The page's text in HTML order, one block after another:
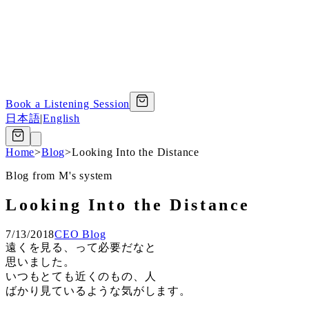
Book a Listening Session
日本語|English
Home>Blog>Looking Into the Distance
Blog from M's system
Looking Into the Distance
7/13/2018CEO Blog
遠くを見る、って必要だなと
思いました。
いつもとても近くのもの、人
ばかり見ているような気がします。